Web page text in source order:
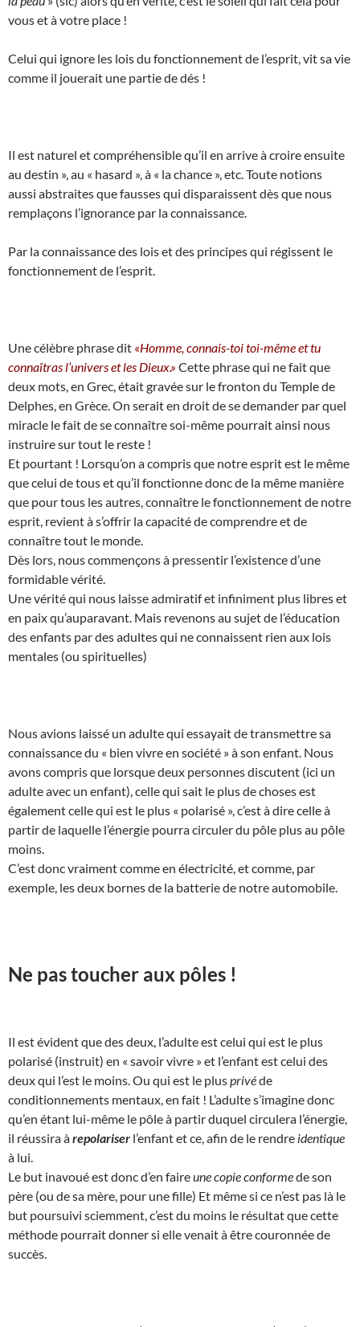
vous et à votre place !
Celui qui ignore les lois du fonctionnement de l’esprit, vit sa vie
comme il jouerait une partie de dés !
Il est naturel et compréhensible qu’il en arrive à croire ensuite
au destin », au « hasard », à « la chance », etc. Toute notions
aussi abstraites que fausses qui disparaissent dès que nous
remplaçons l’ignorance par la connaissance.
Par la connaissance des lois et des principes qui régissent le
fonctionnement de l’esprit.
Une célèbre phrase dit «Homme, connais-toi toi-même et tu
connaîtras l’univers et les Dieux.» Cette phrase qui ne fait que
deux mots, en Grec, était gravée sur le fronton du Temple de
Delphes, en Grèce. On serait en droit de se demander par quel
miracle le fait de se connaître soi-même pourrait ainsi nous
instruire sur tout le reste !
Et pourtant ! Lorsqu’on a compris que notre esprit est le même
que celui de tous et qu’il fonctionne donc de la même manière
que pour tous les autres, connaître le fonctionnement de notre
esprit, revient à s’offrir la capacité de comprendre et de
connaître tout le monde.
Dès lors, nous commençons à pressentir l’existence d’une
formidable vérité.
Une vérité qui nous laisse admiratif et infiniment plus libres et
en paix qu’auparavant. Mais revenons au sujet de l’éducation
des enfants par des adultes qui ne connaissent rien aux lois
mentales (ou spirituelles)
Nous avions laissé un adulte qui essayait de transmettre sa
connaissance du « bien vivre en société » à son enfant. Nous
avons compris que lorsque deux personnes discutent (ici un
adulte avec un enfant), celle qui sait le plus de choses est
également celle qui est le plus « polarisé », c’est à dire celle à
partir de laquelle l’énergie pourra circuler du pôle plus au pôle
moins.
C’est donc vraiment comme en électricité, et comme, par
exemple, les deux bornes de la batterie de notre automobile.
Ne pas toucher aux pôles !
Il est évident que des deux, l’adulte est celui qui est le plus
polarisé (instruit) en « savoir vivre » et l’enfant est celui des
deux qui l’est le moins. Ou qui est le plusprivéde
conditionnements mentaux, en fait ! L’adulte s’imagine donc
qu’en étant lui-même le pôle à partir duquel circulera l’énergie,
il réussira àrepolariser l’enfant et ce, afin de le rendre identique
à lui.
Le but inavoué est donc d’en faireune copie conformede son
père (ou de sa mère, pour une fille) Et même si ce n’est pas là le
but poursuivi sciemment, c’est du moins le résultat que cette
méthode pourrait donner si elle venait à être couronnée de
succès.